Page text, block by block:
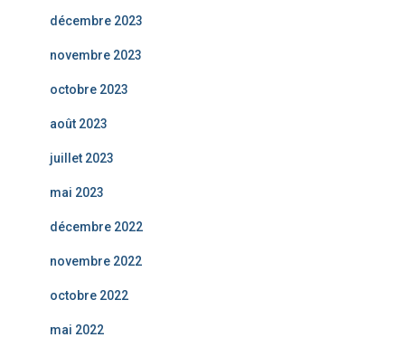
décembre 2023
novembre 2023
octobre 2023
août 2023
juillet 2023
mai 2023
décembre 2022
novembre 2022
octobre 2022
mai 2022